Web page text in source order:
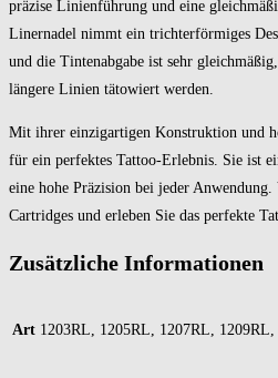
präzise Linienführung und eine
Linernadel nimmt ein trichterförmiges
und die Tintenabgabe ist sehr
längere Linien tätowiert werden.
Mit ihrer einzigartigen Konstruktion und
für ein perfektes Tattoo-Erlebnis. Sie ist
eine hohe Präzision bei jeder
Cartridges und erleben Sie das perfekte
Zusätzliche Informationen
Art 1203RL, 1205RL, 1207RL,